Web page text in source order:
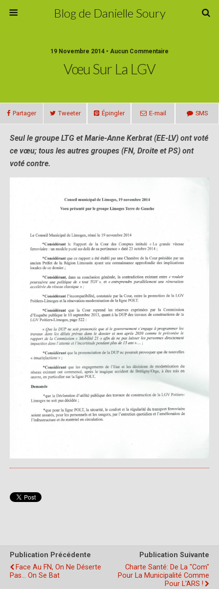
Blog de Danielle Soury
19 Novembre 2014 • Aucun Commentaire
Vœu Sur La LGV
Partager Tweeter Épingler E-mail SMS
Seul le groupe LTG et Marie-Anne Kerbrat (EE-LV) ont voté
ce vœu; tous les autres groupes (FN, Droite et PS) ont
voté contre.
Publication Précédente
Face Au FN, On Ne Déserte
Pas… On Se Bat
Publication Suivante
Charte Santé: De La "com"
Pour La Municipalité Comme
Pour L'ARS !